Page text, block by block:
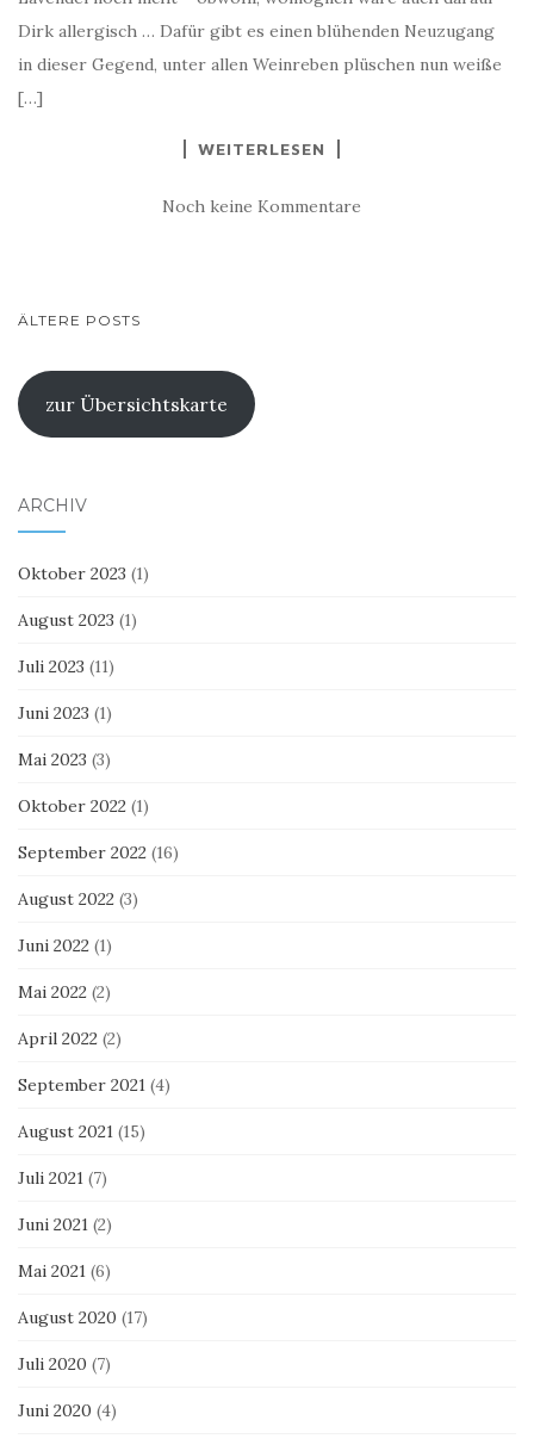
Dirk allergisch … Dafür gibt es einen blühenden Neuzugang
in dieser Gegend, unter allen Weinreben plüschen nun weiße
[…]
WEITERLESEN
Noch keine Kommentare
BEITRAGSNAVIGATION
ÄLTERE POSTS
zur Übersichtskarte
ARCHIV
Oktober 2023 (1)
August 2023 (1)
Juli 2023 (11)
Juni 2023 (1)
Mai 2023 (3)
Oktober 2022 (1)
September 2022 (16)
August 2022 (3)
Juni 2022 (1)
Mai 2022 (2)
April 2022 (2)
September 2021 (4)
August 2021 (15)
Juli 2021 (7)
Juni 2021 (2)
Mai 2021 (6)
August 2020 (17)
Juli 2020 (7)
Juni 2020 (4)